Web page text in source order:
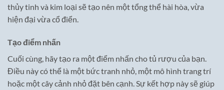
thủy tinh và kim loại sẽ tạo nên một tổng thể hài hòa, vừa
hiện đại vừa cổ điển.
Tạo điểm nhấn
Cuối cùng, hãy tạo ra một điểm nhấn cho tủ rượu của bạn.
Điều này có thể là một bức tranh nhỏ, một mô hình trang trí
hoặc một cây cảnh nhỏ đặt bên cạnh. Sự kết hợp này sẽ giúp